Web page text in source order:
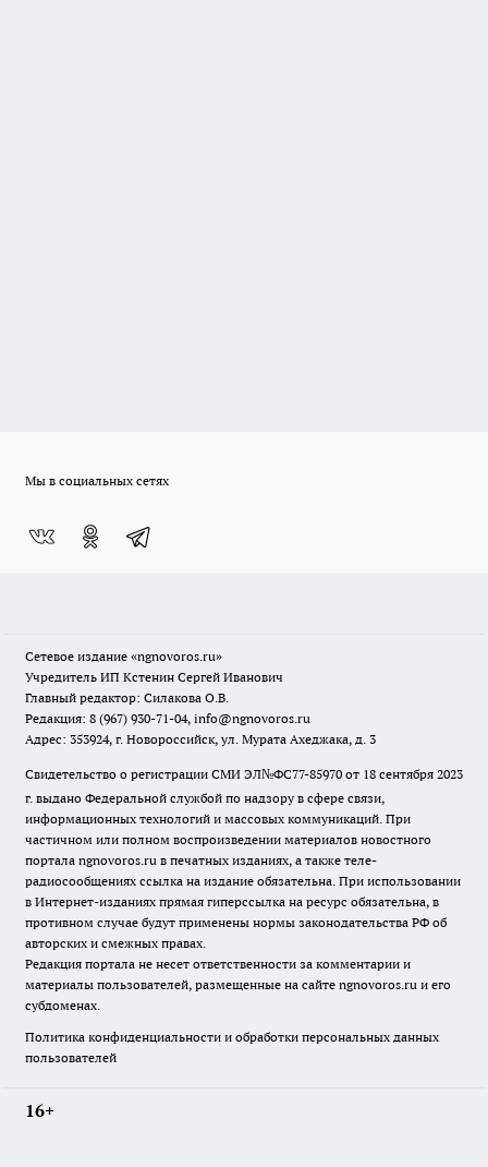
Мы в социальных сетях
Сетевое издание «ngnovoros.ru»
Учредитель ИП Кстенин Сергей Иванович
Главный редактор: Силакова О.В.
Редакция: 8 (967) 930-71-04, info@ngnovoros.ru
Адрес: 353924, г. Новороссийск, ул. Мурата Ахеджака, д. 3
Свидетельство о регистрации СМИ ЭЛ№ФС77-85970 от 18 сентября 2023
г. выдано Федеральной службой по надзору в сфере связи,
информационных технологий и массовых коммуникаций. При
частичном или полном воспроизведении материалов новостного
портала ngnovoros.ru в печатных изданиях, а также теле-
радиосообщениях ссылка на издание обязательна. При использовании
в Интернет-изданиях прямая гиперссылка на ресурс обязательна, в
противном случае будут применены нормы законодательства РФ об
авторских и смежных правах.
Редакция портала не несет ответственности за комментарии и
материалы пользователей, размещенные на сайте ngnovoros.ru и его
субдоменах.
Политика конфиденциальности и обработки персональных данных
пользователей
16+